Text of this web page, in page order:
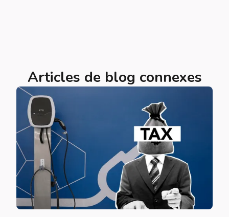
Articles de blog connexes